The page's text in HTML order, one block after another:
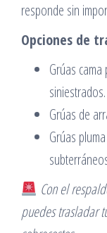
responde sin
Opciones de
Grúas
siniestrados.
Grúas de
Grúas
Con el
puedes trasladar